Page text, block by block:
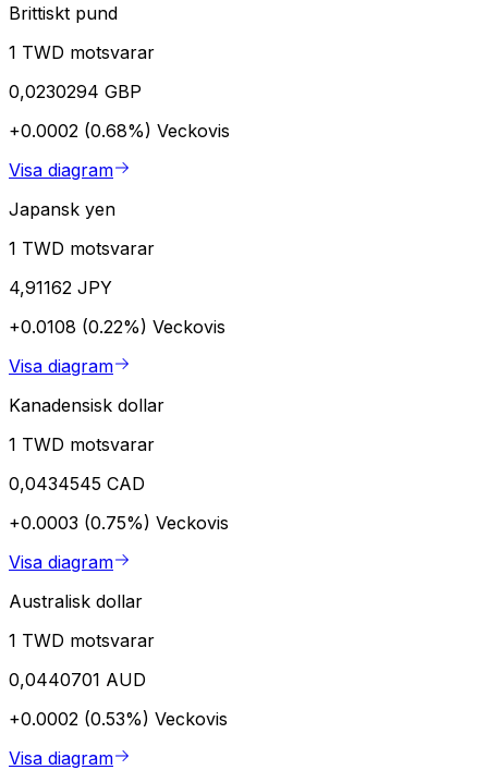
Brittiskt pund
1 TWD motsvarar
0,0230294 GBP
+0.0002 (0.68%) Veckovis
Visa diagram
Japansk yen
1 TWD motsvarar
4,91162 JPY
+0.0108 (0.22%) Veckovis
Visa diagram
Kanadensisk dollar
1 TWD motsvarar
0,0434545 CAD
+0.0003 (0.75%) Veckovis
Visa diagram
Australisk dollar
1 TWD motsvarar
0,0440701 AUD
+0.0002 (0.53%) Veckovis
Visa diagram